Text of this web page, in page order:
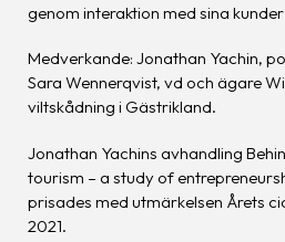
genom interaktion med sina
Medverkande: Jonathan Yachin,
Sara Wennerqvist, vd och ägare
viltskådning i Gästrikland.
Jonathan Yachins avhandling
tourism – a study of
prisades med utmärkelsen Årets
2021.